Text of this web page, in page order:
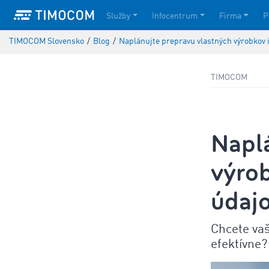
Služby Infocentrum Firma
TIMOCOM Slovensko / Blog / Naplánujte prepravu vlastných
TIMOCOM
Chcete
efektívne?